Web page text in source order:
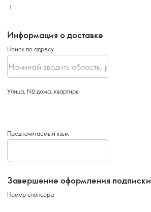
Информация о доставке
Поиск по адресу
Улица, № дома, квартиры
Предпочитаемый язык
Завершение оформления подписки
Номер спонсора